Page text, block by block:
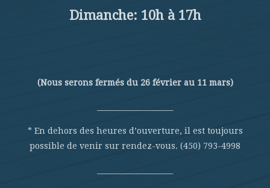
Dimanche: 10h à 17h
(Nous serons fermés du 26 février au 11 mars)
* En dehors des heures d’ouverture, il est toujours
possible de venir sur rendez-vous. (450) 793-4998